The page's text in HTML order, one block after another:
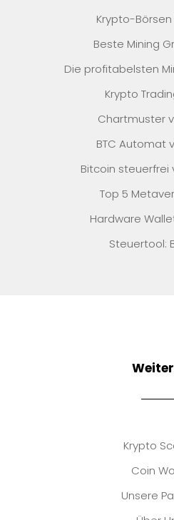
Krypto-
Beste Mining
Die profitabelsten
Krypto
Chartmuster
BTC Automat
Bitcoin steuerfrei
Top 5
Hardware
Steuertool:
Krypto
Coin
Unsere